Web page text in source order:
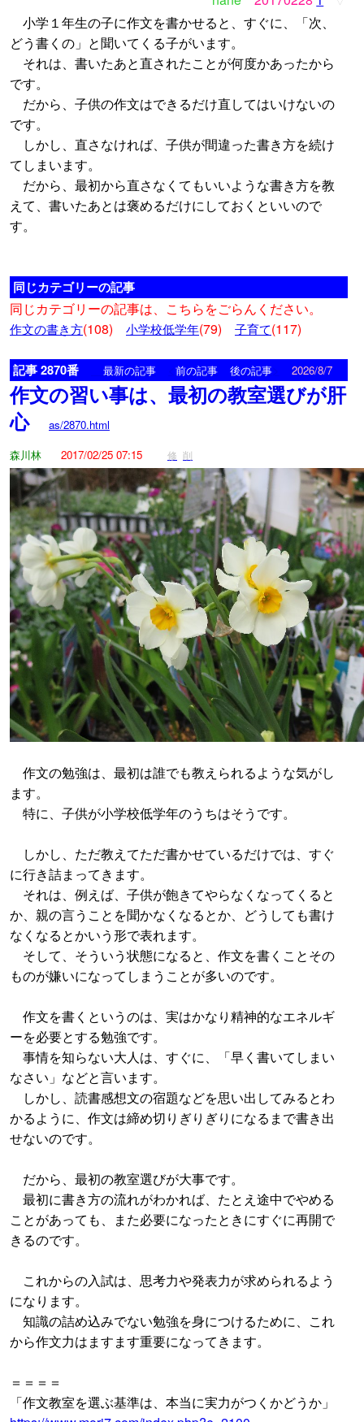
小学１年生の子に作文を書かせると、すぐに、「次、
どう書くの」と聞いてくる子がいます。
それは、書いたあと直されたことが何度かあったから
です。
だから、子供の作文はできるだけ直してはいけないの
です。
しかし、直さなければ、子供が間違った書き方を続け
てしまいます。
だから、最初から直さなくてもいいような書き方を教
えて、書いたあとは褒めるだけにしておくといいので
す。
同じカテゴリーの記事
同じカテゴリーの記事は、こちらをごらんください。
作文の書き方(108) 小学校低学年(79) 子育て(117)
記事 2870番 最新の記事 前の記事 後の記事 2026/8/7
作文の習い事は、最初の教室選びが肝
心
as/2870.html
森川林
2017/02/25 07:15 修 削
作文の勉強は、最初は誰でも教えられるような気がし
ます。
特に、子供が小学校低学年のうちはそうです。
しかし、ただ教えてただ書かせているだけでは、すぐ
に行き詰まってきます。
それは、例えば、子供が飽きてやらなくなってくると
か、親の言うことを聞かなくなるとか、どうしても書け
なくなるとかいう形で表れます。
そして、そういう状態になると、作文を書くことその
ものが嫌いになってしまうことが多いのです。
作文を書くというのは、実はかなり精神的なエネルギ
ーを必要とする勉強です。
事情を知らない大人は、すぐに、「早く書いてしまい
なさい」などと言います。
しかし、読書感想文の宿題などを思い出してみるとわ
かるように、作文は締め切りぎりぎりになるまで書き出
せないのです。
だから、最初の教室選びが大事です。
最初に書き方の流れがわかれば、たとえ途中でやめる
ことがあっても、また必要になったときにすぐに再開で
きるのです。
これからの入試は、思考力や発表力が求められるよう
になります。
知識の詰め込みでない勉強を身につけるために、これ
から作文力はますます重要になってきます。
＝＝＝＝
「作文教室を選ぶ基準は、本当に実力がつくかどうか」